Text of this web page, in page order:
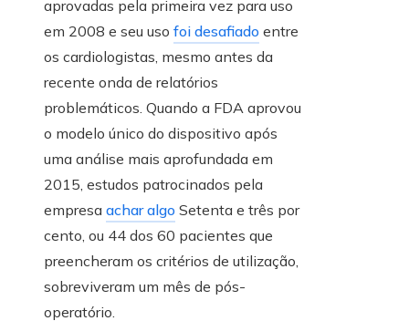
aprovadas pela primeira vez para uso
em 2008 e seu uso foi desafiado entre
os cardiologistas, mesmo antes da
recente onda de relatórios
problemáticos. Quando a FDA aprovou
o modelo único do dispositivo após
uma análise mais aprofundada em
2015, estudos patrocinados pela
empresa achar algo Setenta e três por
cento, ou 44 dos 60 pacientes que
preencheram os critérios de utilização,
sobreviveram um mês de pós-
operatório.